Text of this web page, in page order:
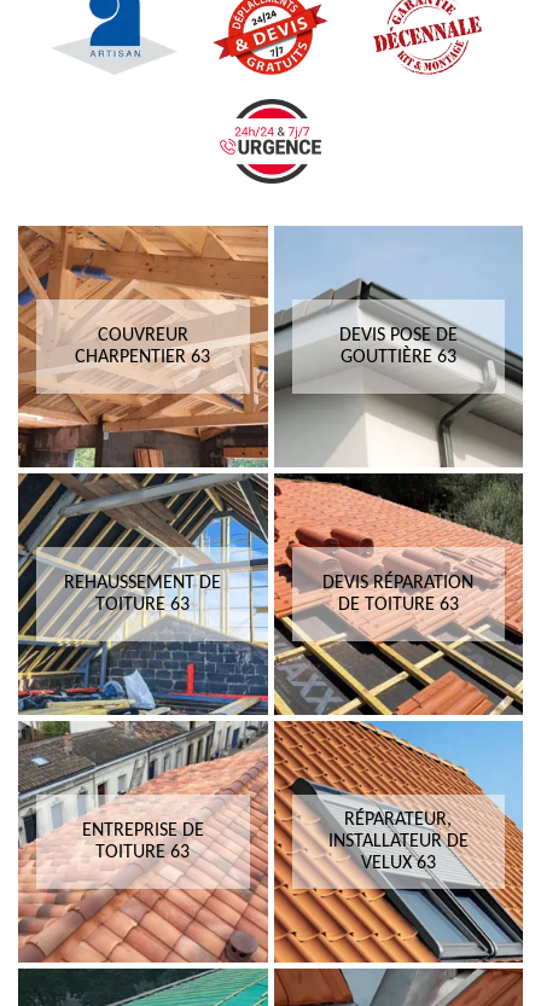
COUVREUR
CHARPENTIER 63
DEVIS POSE DE
GOUTTIÈRE 63
REHAUSSEMENT DE
TOITURE 63
DEVIS RÉPARATION
DE TOITURE 63
ENTREPRISE DE
TOITURE 63
RÉPARATEUR,
INSTALLATEUR DE
VELUX 63